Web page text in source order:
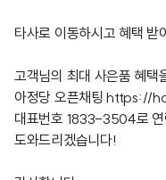
타사로 이동하시고 혜택 받
고객님의 최대 사은품 혜택
아정당 오픈채팅https://
대표번호 1833-3504로 연
도와드리겠습니다!